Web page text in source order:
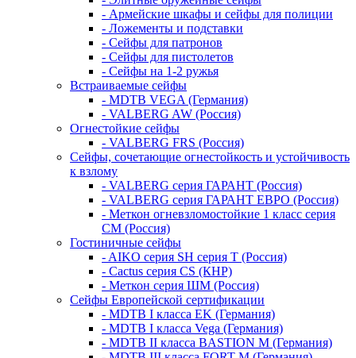
- Армейские шкафы и сейфы для полиции
- Ложементы и подставки
- Сейфы для патронов
- Сейфы для пистолетов
- Сейфы на 1-2 ружья
Встраиваемые сейфы
- MDTB VEGA (Германия)
- VALBERG AW (Россия)
Огнестойкие сейфы
- VALBERG FRS (Россия)
Сейфы, сочетающие огнестойкость и устойчивость
к взлому
- VALBERG серия ГАРАНТ (Россия)
- VALBERG серия ГАРАНТ ЕВРО (Россия)
- Меткон огневзломостойкие 1 класс серия
СМ (Россия)
Гостиничные сейфы
- AIKO серия SH серия Т (Россия)
- Cactus серия CS (КНР)
- Меткон серия ШМ (Россия)
Сейфы Европейской сертификации
- MDTB I класса EK (Германия)
- MDTB I класса Vega (Германия)
- MDTB II класса BASTION M (Германия)